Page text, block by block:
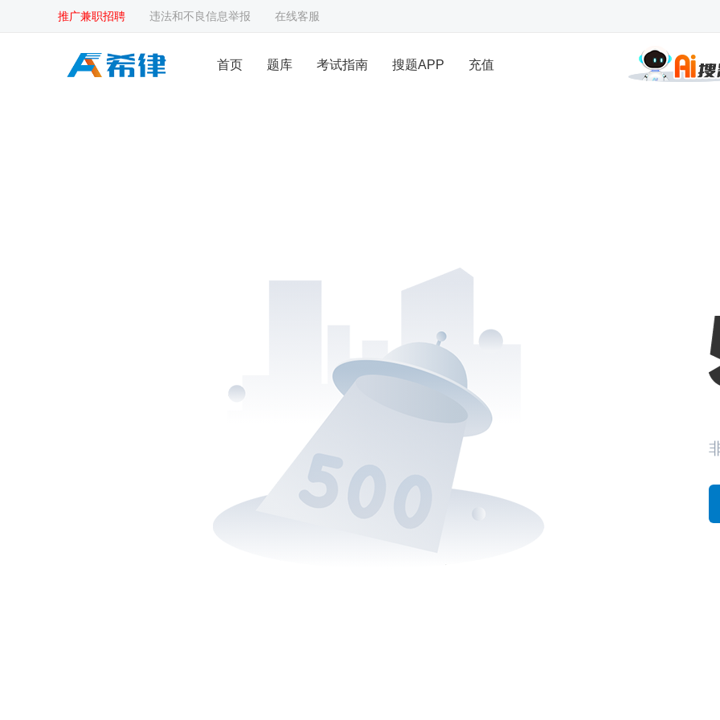
推广兼职招聘 违法和不良信息举报 在线客服
首页 题库 考试指南 搜题APP 充值